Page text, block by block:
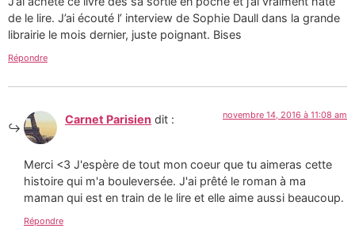
de le lire. J’ai écouté l’ interview de Sophie Daull dans la grande
librairie le mois dernier, juste poignant. Bises
Répondre
Carnet Parisien dit : novembre 14, 2016 à 11:08 am
Merci <3 J'espère de tout mon coeur que tu aimeras cette
histoire qui m'a bouleversée. J'ai prêté le roman à ma
maman qui est en train de le lire et elle aime aussi beaucoup.
Répondre